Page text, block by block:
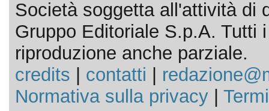
Società soggetta all'attività di
Gruppo Editoriale S.p.A. Tutti
riproduzione anche parziale.
credits
contatti
Normativa sulla privacy|